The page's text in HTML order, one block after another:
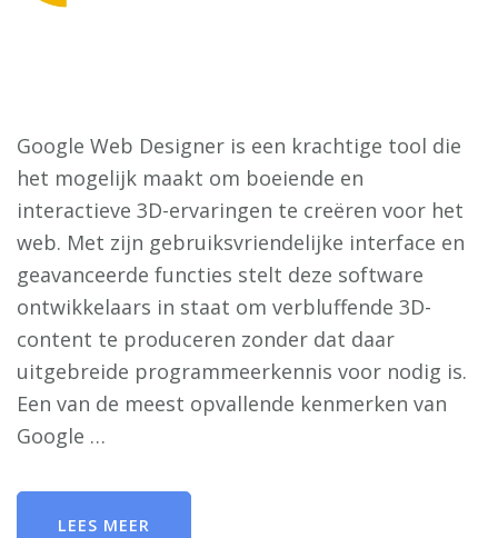
Google Web Designer is een krachtige tool die
het mogelijk maakt om boeiende en
interactieve 3D-ervaringen te creëren voor het
web. Met zijn gebruiksvriendelijke interface en
geavanceerde functies stelt deze software
ontwikkelaars in staat om verbluffende 3D-
content te produceren zonder dat daar
uitgebreide programmeerkennis voor nodig is.
Een van de meest opvallende kenmerken van
Google …
LEES MEER